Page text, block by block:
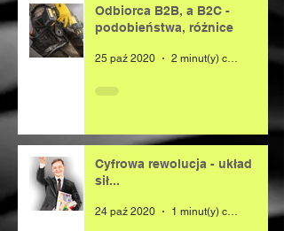
Odbiorca B2B, a B2C -
podobieństwa, różnice
25 paź 2020 2 minut(y) czytania
Cyfrowa rewolucja - układ
sił...
24 paź 2020 1 minut(y) czytania